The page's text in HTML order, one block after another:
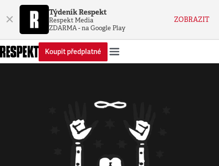
× Týdeník Respekt
Respekt Media
ZDARMA - na Google Play
ZOBRAZIT
Koupit předplatné